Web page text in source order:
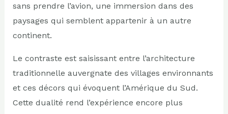
sans prendre l’avion, une immersion dans des
paysages qui semblent appartenir à un autre
continent.
Le contraste est saisissant entre l’architecture
traditionnelle auvergnate des villages environnants
et ces décors qui évoquent l’Amérique du Sud.
Cette dualité rend l’expérience encore plus